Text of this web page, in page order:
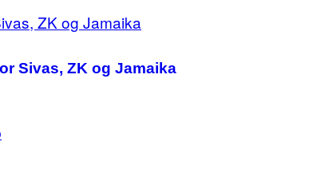
Sivas, ZK og Jamaika